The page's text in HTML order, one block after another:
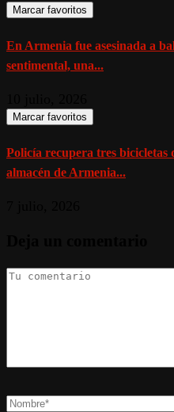
Marcar favoritos
En Armenia fue asesinada a
sentimental, una...
Marcar favoritos
Policía recupera tres bicicletas
almacén de Armenia...